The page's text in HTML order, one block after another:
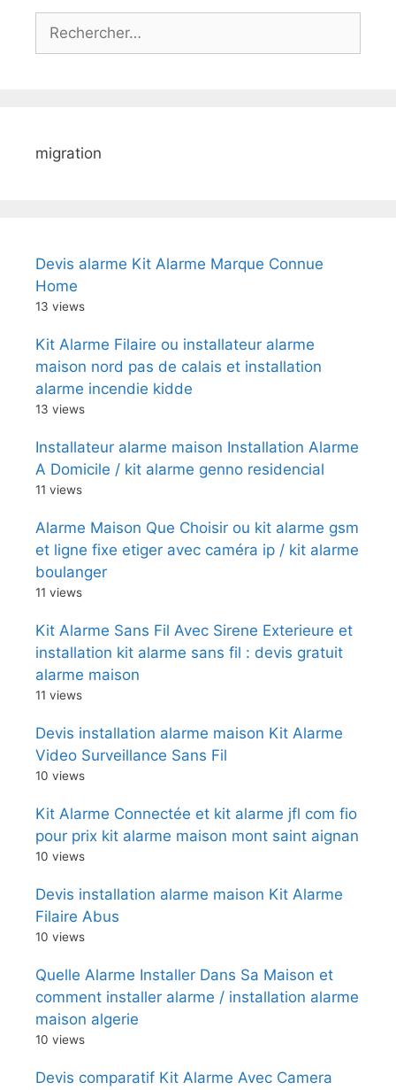
Rechercher :
migration
Devis alarme Kit Alarme Marque Connue
Home
13 views
Kit Alarme Filaire ou installateur alarme
maison nord pas de calais et installation
alarme incendie kidde
13 views
Installateur alarme maison Installation Alarme
A Domicile / kit alarme genno residencial
11 views
Alarme Maison Que Choisir ou kit alarme gsm
et ligne fixe etiger avec caméra ip / kit alarme
boulanger
11 views
Kit Alarme Sans Fil Avec Sirene Exterieure et
installation kit alarme sans fil : devis gratuit
alarme maison
11 views
Devis installation alarme maison Kit Alarme
Video Surveillance Sans Fil
10 views
Kit Alarme Connectée et kit alarme jfl com fio
pour prix kit alarme maison mont saint aignan
10 views
Devis installation alarme maison Kit Alarme
Filaire Abus
10 views
Quelle Alarme Installer Dans Sa Maison et
comment installer alarme / installation alarme
maison algerie
10 views
Devis comparatif Kit Alarme Avec Camera